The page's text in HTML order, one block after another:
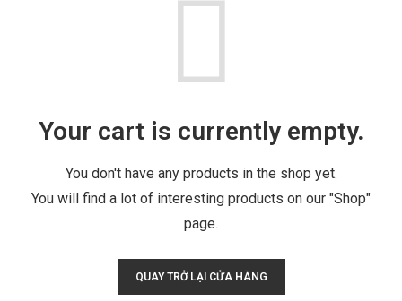
Your cart is currently empty.
You don't have any products in the shop yet.
You will find a lot of interesting products on our "Shop"
page.
QUAY TRỞ LẠI CỬA HÀNG